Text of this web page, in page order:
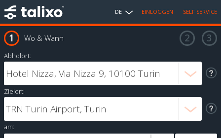
DE EINLOGGEN SELF SERVICE
Wo & Wann
Abholort:
Zielort:
am: